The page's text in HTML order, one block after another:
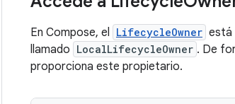
En Compose, el LifecycleOwner está
llamado LocalLifecycleOwner . De
proporciona este propietario.